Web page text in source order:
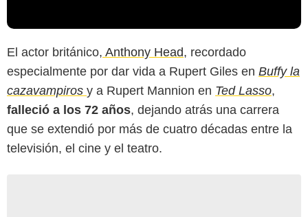
El actor británico, Anthony Head, recordado
especialmente por dar vida a Rupert Giles en Buffy la
cazavampiros y a Rupert Mannion en Ted Lasso,
falleció a los 72 años, dejando atrás una carrera
que se extendió por más de cuatro décadas entre la
televisión, el cine y el teatro.